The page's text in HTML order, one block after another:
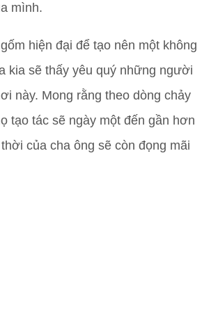
mình.
hiện đại để tạo nên một không
kia sẽ thấy yêu quý những người
này. Mong rằng theo dòng chảy
tạo tác sẽ ngày một đến gần hơn
của cha ông sẽ còn đọng mãi